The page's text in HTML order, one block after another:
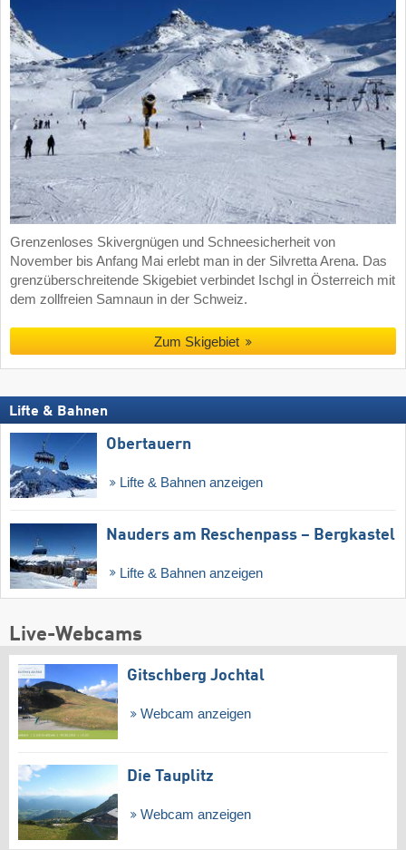
Grenzenloses Skivergnügen und Schneesicherheit von
November bis Anfang Mai erlebt man in der Silvretta Arena. Das
grenzüberschreitende Skigebiet verbindet Ischgl in Österreich mit
dem zollfreien Samnaun in der Schweiz.
Zum Skigebiet
Lifte & Bahnen
Obertauern
Lifte & Bahnen anzeigen
Nauders am Reschenpass – Bergkastel
Lifte & Bahnen anzeigen
Live-Webcams
Gitschberg Jochtal
Webcam anzeigen
Die Tauplitz
Webcam anzeigen